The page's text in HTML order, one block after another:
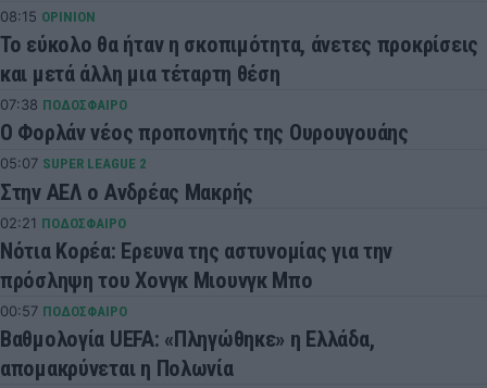
08:15 OPINION
Το εύκολο θα ήταν η σκοπιμότητα, άνετες προκρίσεις
και μετά άλλη μια τέταρτη θέση
07:38 ΠΟΔΟΣΦΑΙΡΟ
Ο Φορλάν νέος προπονητής της Ουρουγουάης
05:07 SUPER LEAGUE 2
Στην ΑΕΛ ο Ανδρέας Μακρής
02:21 ΠΟΔΟΣΦΑΙΡΟ
Νότια Κορέα: Ερευνα της αστυνομίας για την
πρόσληψη του Χονγκ Μιουνγκ Μπo
00:57 ΠΟΔΟΣΦΑΙΡΟ
Βαθμολογία UEFA: «Πληγώθηκε» η Ελλάδα,
απομακρύνεται η Πολωνία